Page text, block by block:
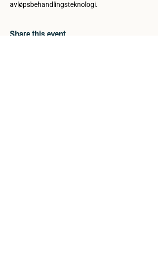
avløpsbehandlingsteknologi.
Share this event